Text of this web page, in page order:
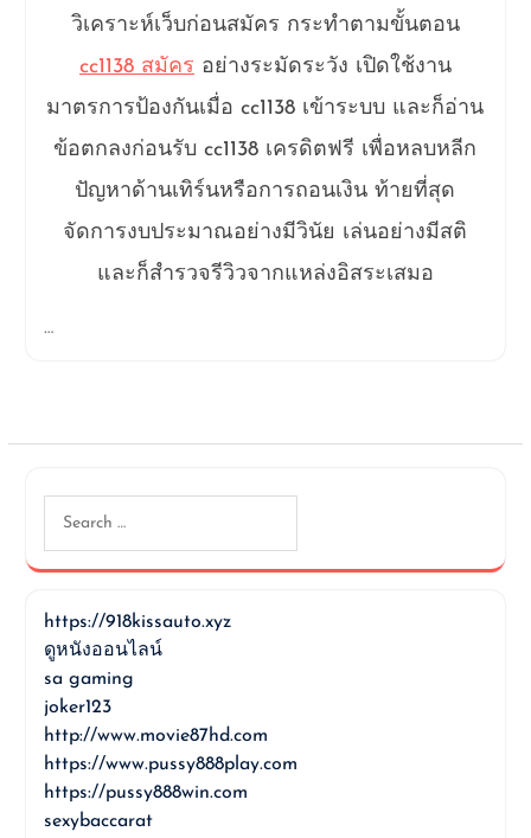
วิเคราะห์เว็บก่อนสมัคร กระทำตามขั้นตอน
cc1138 สมัคร อย่างระมัดระวัง เปิดใช้งาน
มาตรการป้องกันเมื่อ cc1138 เข้าระบบ และก็อ่าน
ข้อตกลงก่อนรับ cc1138 เครดิตฟรี เพื่อหลบหลีก
ปัญหาด้านเทิร์นหรือการถอนเงิน ท้ายที่สุด
จัดการงบประมาณอย่างมีวินัย เล่นอย่างมีสติ
และก็สำรวจรีวิวจากแหล่งอิสระเสมอ
…
Search
for:
https://918kissauto.xyz
ดูหนังออนไลน์
sa gaming
joker123
http://www.movie87hd.com
https://www.pussy888play.com
https://pussy888win.com
sexybaccarat